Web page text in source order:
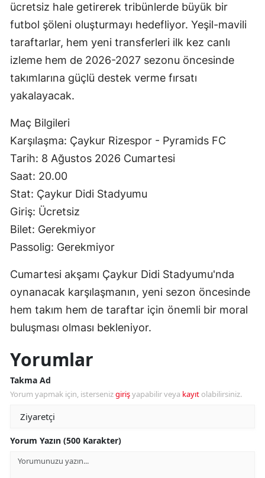
ücretsiz hale getirerek tribünlerde büyük bir
futbol şöleni oluşturmayı hedefliyor. Yeşil-mavili
taraftarlar, hem yeni transferleri ilk kez canlı
izleme hem de 2026-2027 sezonu öncesinde
takımlarına güçlü destek verme fırsatı
yakalayacak.
Maç Bilgileri
Karşılaşma: Çaykur Rizespor - Pyramids FC
Tarih: 8 Ağustos 2026 Cumartesi
Saat: 20.00
Stat: Çaykur Didi Stadyumu
Giriş: Ücretsiz
Bilet: Gerekmiyor
Passolig: Gerekmiyor
Cumartesi akşamı Çaykur Didi Stadyumu'nda
oynanacak karşılaşmanın, yeni sezon öncesinde
hem takım hem de taraftar için önemli bir moral
buluşması olması bekleniyor.
Yorumlar
Takma Ad
Yorum yapmak için, istersenizgirişyapabilir veya kayıt olabilirsiniz.
Yorum Yazın (500 Karakter)